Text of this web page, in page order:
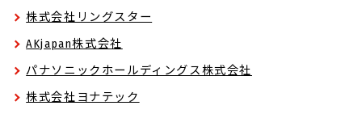
株式会社リングスター
AKjapan株式会社
パナソニックホールディングス株式会社
株式会社ヨナテック